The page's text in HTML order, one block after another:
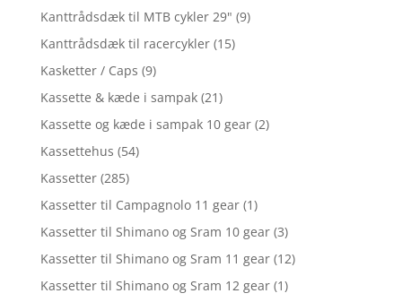
Kanttrådsdæk til MTB cykler 29" (9)
Kanttrådsdæk til racercykler (15)
Kasketter / Caps (9)
Kassette & kæde i sampak (21)
Kassette og kæde i sampak 10 gear (2)
Kassettehus (54)
Kassetter (285)
Kassetter til Campagnolo 11 gear (1)
Kassetter til Shimano og Sram 10 gear (3)
Kassetter til Shimano og Sram 11 gear (12)
Kassetter til Shimano og Sram 12 gear (1)